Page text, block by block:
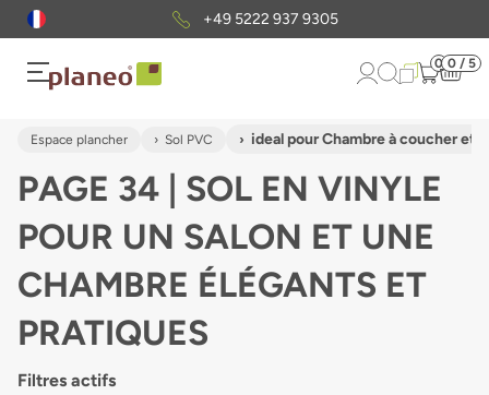
Envoi gratuit d'échantillons
0 0 / 5
Espace plancher Sol PVC ideal pour Chambre à coucher et
PAGE 34 | SOL EN VINYLE
POUR UN SALON ET UNE
CHAMBRE ÉLÉGANTS ET
PRATIQUES
Filtres actifs